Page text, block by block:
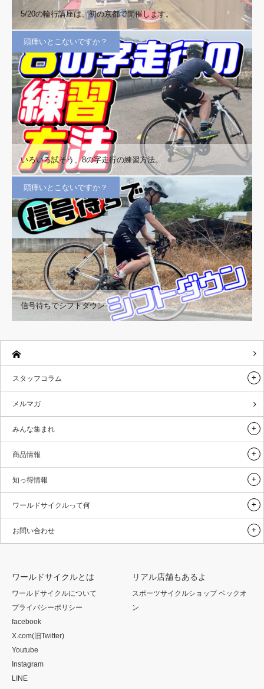
5/20の輪行講座は、初の京都で開催します。
頭痒いとこないですか？
いろいろ試そう、8の字走行の練習方法。
頭痒いとこないですか？
信号待ちでシフトダウン
スタッフコラム
メルマガ
みんな集まれ
商品情報
知っ得情報
ワールドサイクルって何
お問い合わせ
ワールドサイクルとは
ワールドサイクルについて
プライバシーポリシー
facebook
X.com(旧Twitter)
Youtube
Instagram
LINE
リアル店舗もあるよ
スポーツサイクルショップ ベックオ
ン